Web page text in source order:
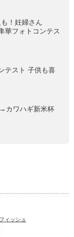
！妊婦さん
華フォトコンテス
テスト 子供も喜
カワハギ新米杯
ィッシュ